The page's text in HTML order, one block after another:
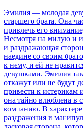
Эмилия — молодая
старшего брата. Она
привлечь его
Несмотря на милую и
и раздражающая
наедине со своим
к нему, и ей не
девушками. Эмилия
откажут или не будут
привести к истерикам
она тайно влюблена в
компанию. В
раздражения и